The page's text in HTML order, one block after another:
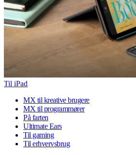
Til iPad
MX til kreative brugere
MX til programmører
På farten
Ultimate Ears
Til gaming
Til erhvervsbrug